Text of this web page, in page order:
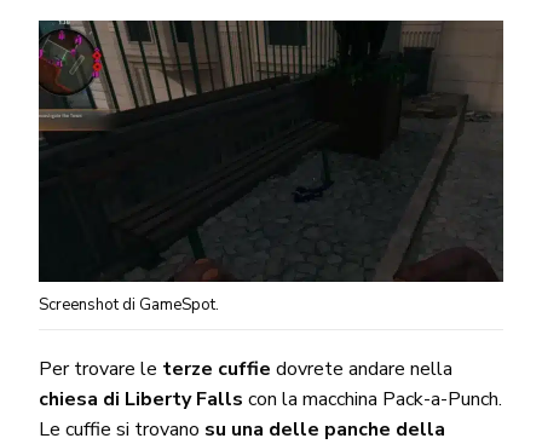
Screenshot di GameSpot.
Per trovare le terze cuffie dovrete andare nella
chiesa di Liberty Falls con la macchina Pack-a-Punch.
Le cuffie si trovano su una delle panche della